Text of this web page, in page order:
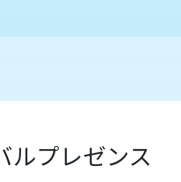
ルプレゼンス